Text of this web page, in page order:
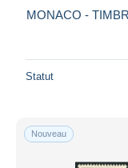
MONACO -
Statut
Nouveau